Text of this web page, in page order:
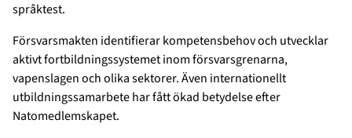
språktest.
Försvarsmakten identifierar kompetensbehov och utvecklar
aktivt fortbildningssystemet inom försvarsgrenarna,
vapenslagen och olika sektorer. Även internationellt
utbildningssamarbete har fått ökad betydelse efter
Natomedlemskapet.